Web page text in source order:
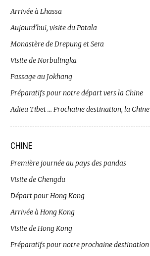
Arrivée à Lhassa
Aujourd’hui, visite du Potala
Monastère de Drepung et Sera
Visite de Norbulingka
Passage au Jokhang
Préparatifs pour notre départ vers la Chine
Adieu Tibet … Prochaine destination, la Chine
CHINE
Première journée au pays des pandas
Visite de Chengdu
Départ pour Hong Kong
Arrivée à Hong Kong
Visite de Hong Kong
Préparatifs pour notre prochaine destination